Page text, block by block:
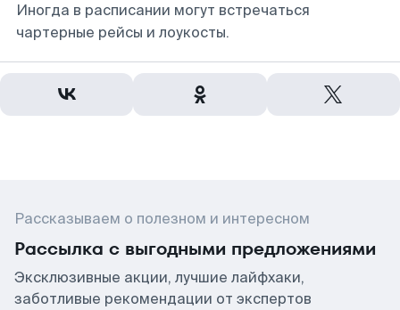
Иногда в расписании могут встречаться
чартерные рейсы и лоукосты.
Рассказываем о полезном и интересном
Рассылка с выгодными предложениями
Эксклюзивные акции, лучшие лайфхаки,
заботливые рекомендации от экспертов